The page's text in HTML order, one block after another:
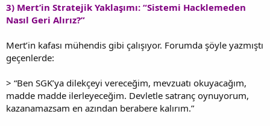
3) Mert’in Stratejik Yaklaşımı: “Sistemi Hacklemeden
Nasıl Geri Alırız?”
Mert’in kafası mühendis gibi çalışıyor. Forumda şöyle yazmıştı
geçenlerde:
> “Ben SGK’ya dilekçeyi vereceğim, mevzuatı okuyacağım,
madde madde ilerleyeceğim. Devletle satranç oynuyorum,
kazanamazsam en azından berabere kalırım.”